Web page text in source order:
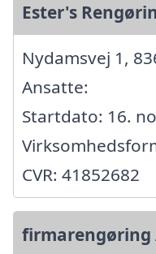
Ester's
Nydamsvej 1,
Ansatte:
Startdato: 16.
CVR: 41852682
firmarengøring